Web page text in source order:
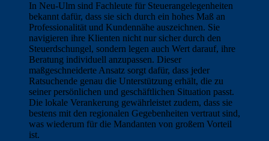
In Neu-Ulm sind Fachleute für Steuerangelegenheiten
bekannt dafür, dass sie sich durch ein hohes Maß an
Professionalität und Kundennähe auszeichnen. Sie
navigieren ihre Klienten nicht nur sicher durch den
Steuerdschungel, sondern legen auch Wert darauf, ihre
Beratung individuell anzupassen. Dieser
maßgeschneiderte Ansatz sorgt dafür, dass jeder
Ratsuchende genau die Unterstützung erhält, die zu
seiner persönlichen und geschäftlichen Situation passt.
Die lokale Verankerung gewährleistet zudem, dass sie
bestens mit den regionalen Gegebenheiten vertraut sind,
was wiederum für die Mandanten von großem Vorteil
ist.